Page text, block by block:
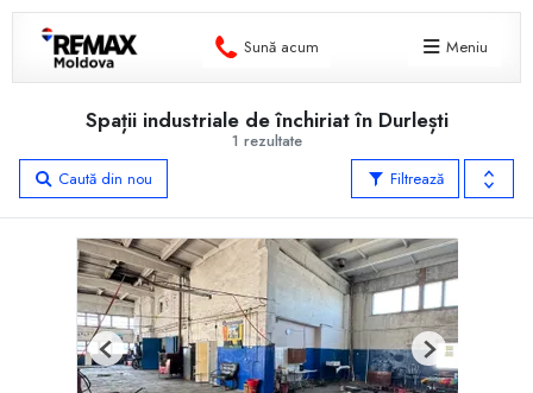
Sună acum Meniu
1 rezultate
Spații industriale de închiriat în Durlești
Filtrează
Caută din nou
Previous Next